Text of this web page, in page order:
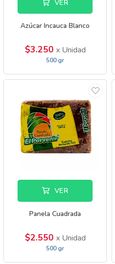
VER
Azúcar Incauca Blanco
$3.250 x Unidad
500 gr
VER
Panela Cuadrada
$2.550 x Unidad
500 gr